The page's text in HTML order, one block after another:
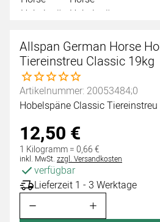
Allspan German Horse
Tiereinstreu Classic 19kg
Noch keine Bewertungen
Artikelnummer: 20053484;0
Hobelspäne Classic
12,50 €
1 Kilogramm =0,66€
Steuerhinweis:
inkl. MwSt. zzgl. Versandkosten
verfügbar
Lieferzeit 1 - 3 Werktage